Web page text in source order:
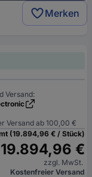
Merken
Versand:
Versand ab 100,00 €
(19.894,96 € / Stück)
19.894,96 €
zzgl. MwSt.
Kostenfreier Versand